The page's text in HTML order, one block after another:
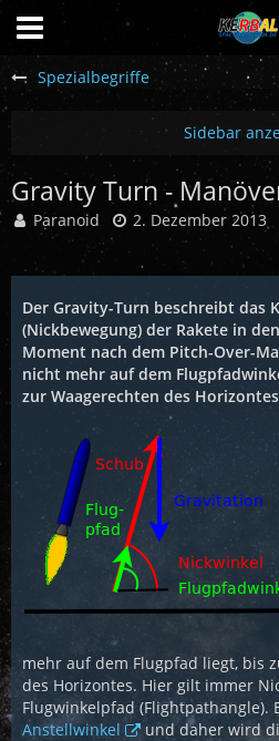
Spezialbegriffe
Gravity Turn -
Paranoid 2. Dezember 2013
Der Gravity-Turn beschreibt das
(Nickbewegung) der Rakete in
Moment nach dem Pitch-Over-
nicht mehr auf dem
zur Waagerechten des
mehr auf dem Flugpfad liegt, bis
des Horizontes. Hier gilt immer
Flugwinkelpfad (Flightpathangle).
Anstellwinkel
und daher wird